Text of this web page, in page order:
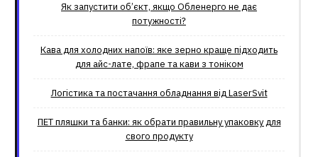
Як запустити об’єкт, якщо Обленерго не дає
потужності?
Кава для холодних напоїв: яке зерно краще підходить
для айс-лате, фрапе та кави з тоніком
Логістика та постачання обладнання від LaserSvit
ПЕТ пляшки та банки: як обрати правильну упаковку для
свого продукту